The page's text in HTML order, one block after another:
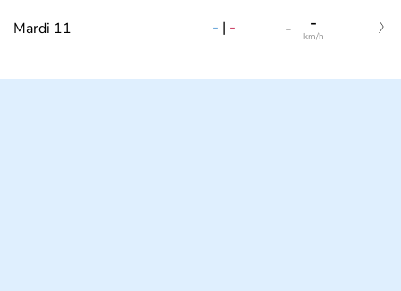
Mardi 11 - | - - -
km/h